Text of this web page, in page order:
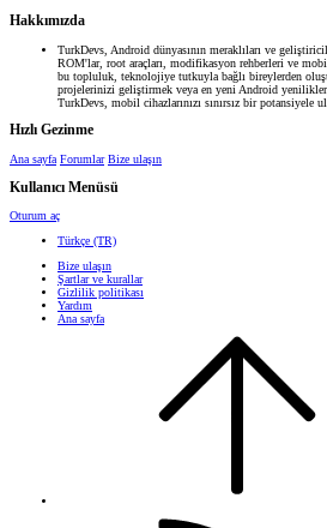
Hakkımızda
TurkDevs, Android dünyasının meraklıları ve
ROM'lar, root araçları, modifikasyon rehberleri ve
bu topluluk, teknolojiye tutkuyla bağlı bireylerden
projelerinizi geliştirmek veya en yeni Android
TurkDevs, mobil cihazlarınızı sınırsız bir potansiyele
Hızlı Gezinme
Ana sayfa Forumlar Bize ulaşın
Kullanıcı Menüsü
Oturum aç
Türkçe (TR)
Bize ulaşın
Şartlar ve kurallar
Gizlilik politikası
Yardım
Ana sayfa